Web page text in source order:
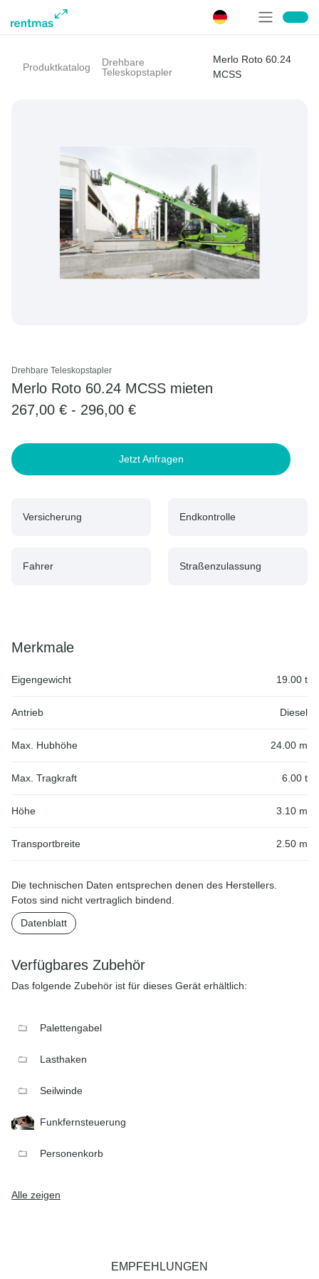
Produktkatalog
Drehbare
Teleskopstapler
Merlo Roto 60.24
MCSS
Drehbare Teleskopstapler
Merlo Roto 60.24 MCSS mieten
267,00 € - 296,00 €
Jetzt Anfragen
Versicherung Endkontrolle
Fahrer Straßenzulassung
Merkmale
Eigengewicht 19.00 t
Antrieb Diesel
Max. Hubhöhe 24.00 m
Max. Tragkraft 6.00 t
Höhe 3.10 m
Transportbreite 2.50 m
Die technischen Daten entsprechen denen des Herstellers.
Fotos sind nicht vertraglich bindend.
Datenblatt
Verfügbares Zubehör
Das folgende Zubehör ist für dieses Gerät erhältlich:
Palettengabel
Lasthaken
Seilwinde
Funkfernsteuerung
Personenkorb
Alle zeigen
EMPFEHLUNGEN